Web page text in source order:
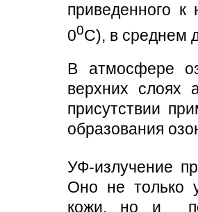
приведенного
00С), в среднем
В атмосфере
верхних слоях
присутствии
образования
УФ-излучение
Оно не только
кожи, но и